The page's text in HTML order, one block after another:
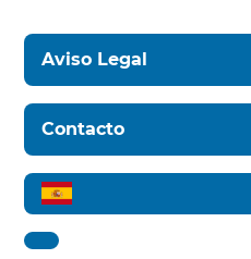
Aviso Legal
Contacto